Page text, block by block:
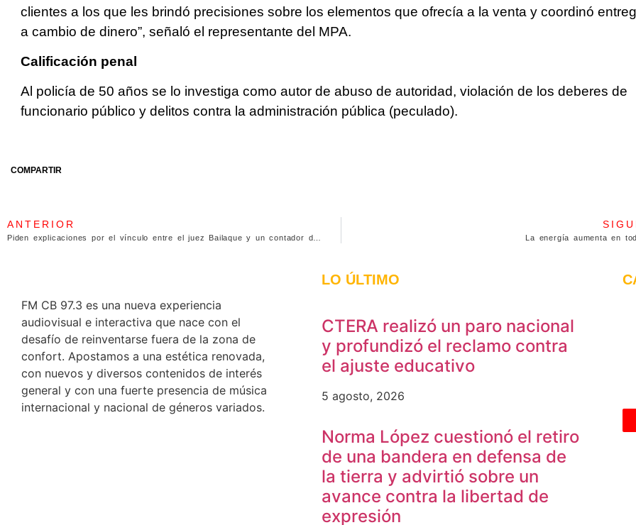
clientes a los que les brindó precisiones sobre los elementos que ofrecía a la venta y coordinó
a cambio de dinero”, señaló el representante del MPA.
Calificación penal
Al policía de 50 años se lo investiga como autor de abuso de autoridad, violación de los deberes de
funcionario público y delitos contra la administración pública (peculado).
COMPARTIR
ANTERIOR
La energía aumenta en
FM CB 97.3 es una nueva experiencia
audiovisual e interactiva que nace con el
desafío de reinventarse fuera de la zona de
confort. Apostamos a una estética renovada,
con nuevos y diversos contenidos de interés
general y con una fuerte presencia de música
internacional y nacional de géneros variados.
LO ÚLTIMO
CTERA realizó un paro nacional
y profundizó el reclamo contra
el ajuste educativo
5 agosto, 2026
Norma López cuestionó el retiro
de una bandera en defensa de
la tierra y advirtió sobre un
avance contra la libertad de
expresión